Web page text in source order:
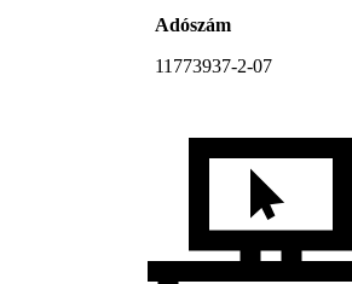
Adószám
11773937-2-07